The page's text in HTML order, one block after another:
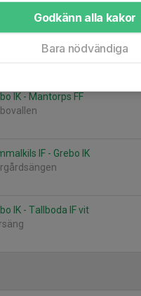
IK - Mantorps FF
IF - Grebo IK
IK - Tallboda IF vit
Godkänn alla kakor
Bara nödvändiga